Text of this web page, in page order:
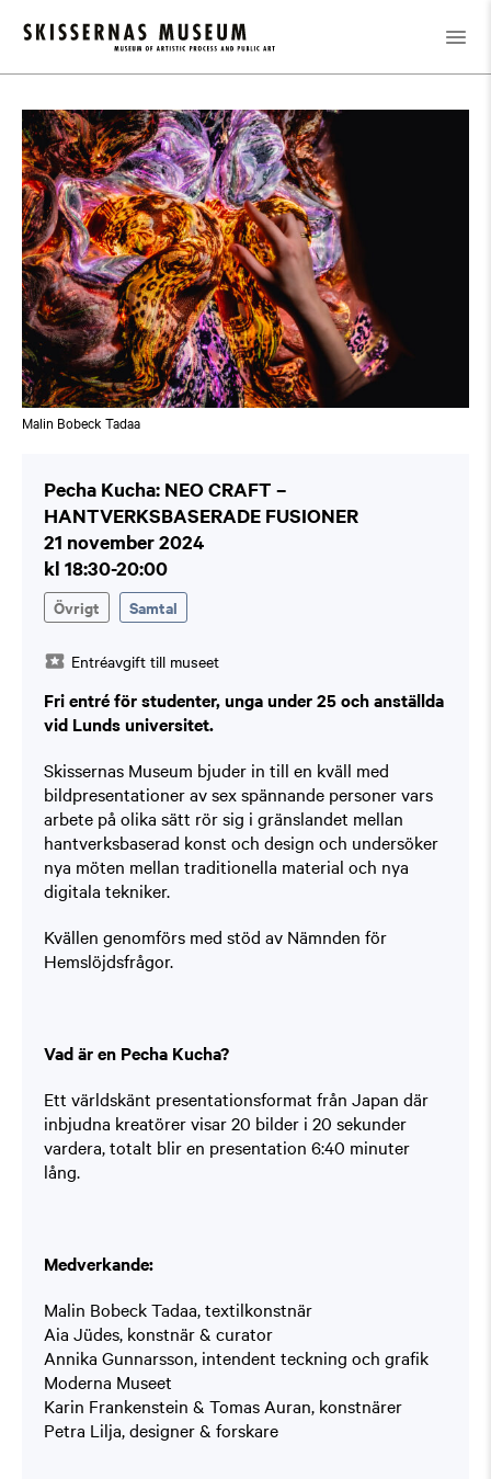
Kalender / Pecha Kucha: NEO CRAFT –
Malin Bobeck Tadaa
Pecha Kucha: NEO CRAFT –
HANTVERKSBASERADE FUSIONER
21 november 2024
kl 18:30-20:00
Övrigt Samtal
Entréavgift till museet
Fri entré för studenter, unga under 25 och anställda
vid Lunds universitet.
Skissernas Museum bjuder in till en kväll med
bildpresentationer av sex spännande personer vars
arbete på olika sätt rör sig i gränslandet mellan
hantverksbaserad konst och design och undersöker
nya möten mellan traditionella material och nya
digitala tekniker.
Kvällen genomförs med stöd av Nämnden för
Hemslöjdsfrågor.
Vad är en Pecha Kucha?
Ett världskänt presentationsformat från Japan där
inbjudna kreatörer visar 20 bilder i 20 sekunder
vardera, totalt blir en presentation 6:40 minuter
lång.
Medverkande:
Malin Bobeck Tadaa, textilkonstnär
Aia Jüdes, konstnär & curator
Annika Gunnarsson, intendent teckning och grafik
Moderna Museet
Karin Frankenstein & Tomas Auran, konstnärer
Petra Lilja, designer & forskare